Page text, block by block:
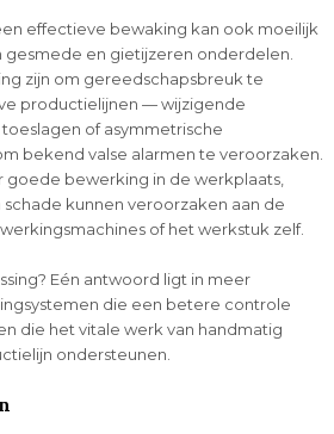
effectieve bewaking kan ook moeilijk
gesmede en gietijzeren onderdelen.
zijn om gereedschapsbreuk te
productielijnen — wijzigende
of asymmetrische
bekend valse alarmen te veroorzaken.
goede bewerking in de werkplaats,
kunnen veroorzaken aan de
of het werkstuk zelf.
Eén antwoord ligt in meer
die een betere controle
die het vitale werk van handmatig
ondersteunen.